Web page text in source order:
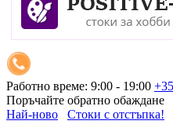
Работно време: 9:00 - 19:00
Поръчайте обратно обаждане
Най-ново
Стоки с отстъпка!